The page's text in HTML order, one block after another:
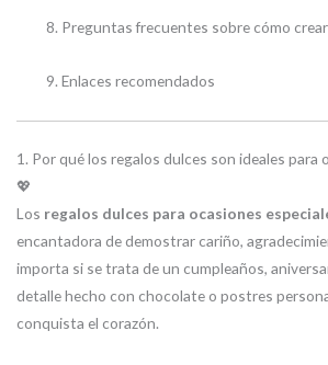
Preguntas frecuentes sobre cómo
Enlaces recomendados
1. Por qué los regalos dulces son ideales para
💖
Los regalos dulces para ocasiones
encantadora de demostrar cariño,
importa si se trata de un cumpleaños,
detalle hecho con chocolate o postres
conquista el corazón.